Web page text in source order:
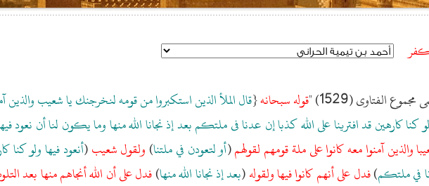
الفتاوى (1529) " قوله سبحانه{قال الملأ الذين استكبروا من قومه لنخرجنك يا شعيب والذين
كنا كارهين قد افترينا على الله كذبا إن عدنا فى ملتكم بعد إذ نجانا الله منها وما يكون لنا أن نعود
والذين آمنوا معه كانوا على ملة قومهم لقولهم(أو لتعودن في ملتنا) ولقول شعيب(أنعود فيها ولو كنا
في ملتكم)فدل على أنهم كانوا فيها ولقوله(بعد إذ نجانا الله منها)فدل على أن الله أنجاهم منها بعد